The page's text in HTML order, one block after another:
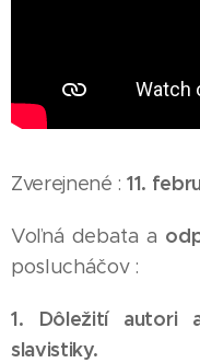
Zverejnené : 11.
Voľná debata a
poslucháčov :
1. Dôležití autori
slavistiky.